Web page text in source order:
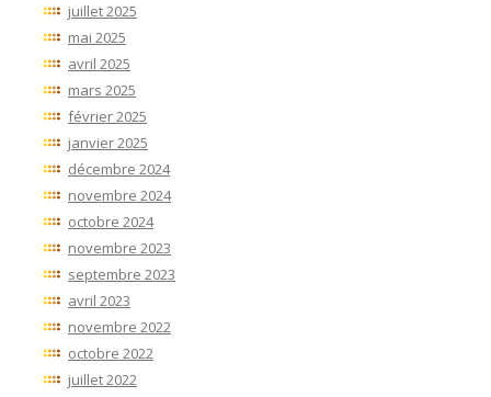
juillet 2025
mai 2025
avril 2025
mars 2025
février 2025
janvier 2025
décembre 2024
novembre 2024
octobre 2024
novembre 2023
septembre 2023
avril 2023
novembre 2022
octobre 2022
juillet 2022